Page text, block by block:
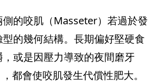
的咬肌（Masseter）若過於發
的幾何結構。長期偏好堅硬食
或是因壓力導致的夜間磨牙
都會使咬肌發生代償性肥大。